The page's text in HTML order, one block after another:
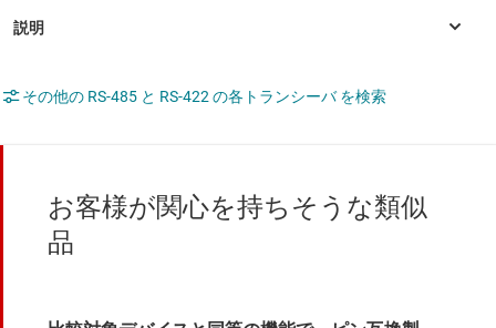
その他の RS-485 と RS-422 の各トランシーバ を検索
お客様が関心を持ちそうな類似
品